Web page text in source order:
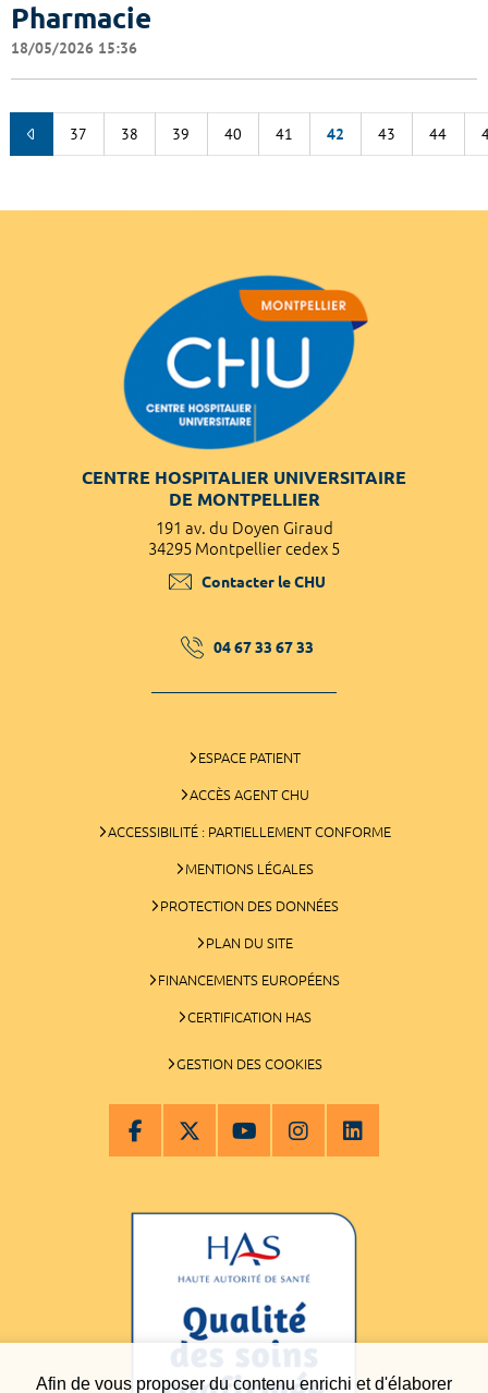
Afin de vous proposer du contenu enrichi et d'élaborer
Pharmacie
18/05/2026 15:36
37 38 39 40 41 42 43 44
CENTRE HOSPITALIER UNIVERSITAIRE
DE MONTPELLIER
191 av. du Doyen Giraud
34295 Montpellier cedex 5
Contacter le CHU
04 67 33 67 33
ESPACE PATIENT
ACCÈS AGENT CHU
ACCESSIBILITÉ : PARTIELLEMENT CONFORME
MENTIONS LÉGALES
PROTECTION DES DONNÉES
PLAN DU SITE
FINANCEMENTS EUROPÉENS
CERTIFICATION HAS
GESTION DES COOKIES